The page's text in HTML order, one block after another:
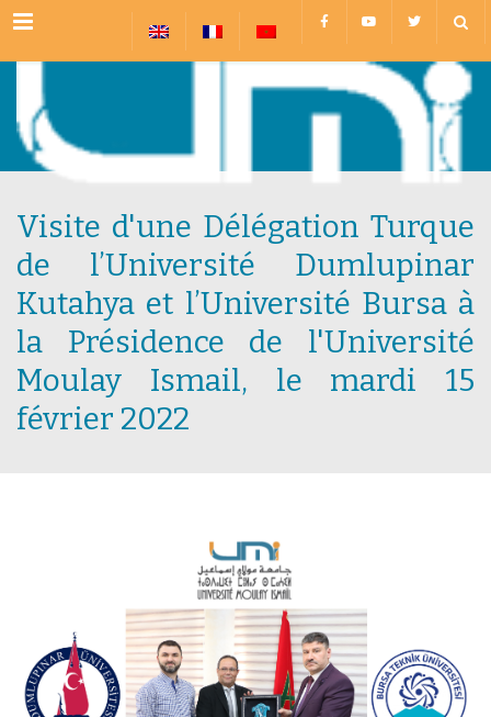
Menu
Visite d'une Délégation Turque
de l’Université Dumlupinar
Kutahya et l’Université Bursa à
la Présidence de l'Université
Moulay Ismail, le mardi 15
février 2022